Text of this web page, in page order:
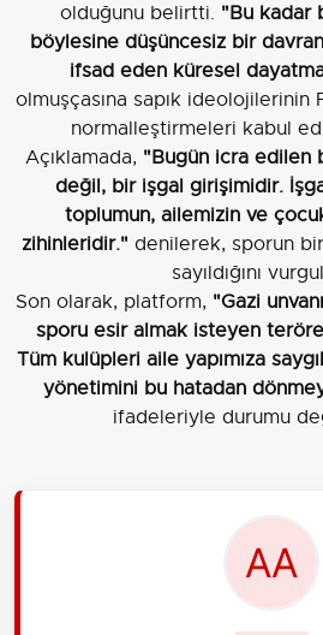
olduğunu belirtti. "Bu kadar
böylesine düşüncesiz bir
ifsad eden küresel
olmuşçasına sapık
normalleştirmeleri kabul
Açıklamada, "Bugün icra edilen
değil, bir işgal girişimidir.
toplumun, ailemizin ve
zihinleridir."denilerek, sporun
sayıldığını
Son olarak, platform, "Gazi
sporu esir almak isteyen
Tüm kulüpleri aile yapımıza
yönetimini bu hatadan
ifadeleriyle durumu